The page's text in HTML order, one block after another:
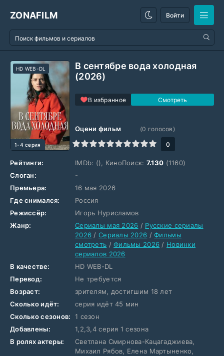
ZONAFILM Войти
В сентябре вода холодная
(2026)
В избранное
HD WEB-DL
1-4 серия
Оцени фильм
1
2 3 4 5 6 7 8 9 10
(0 голосов)
0
Рейтинги: IMDb: (), КиноПоиск: 7.130 (1160)
Слоган:
-
Премьера:
16 мая 2026
Где снимался:
Россия
Режиссёр:
Игорь Нурисламов
Жанр:
Сериалы мая 2026 / Русские сериалы
2026 / Сериалы 2026 /Фильмы
смотреть /Фильмы 2026 / Новинки
сериалов 2026
В качестве:
HD WEB-DL
Перевод:
Не требуется
Возраст:
зрителям, достигшим 18 лет
Сколько идёт:
серия идёт 45 мин
Сколько сезонов:
1 сезон
Добавлены:
1,2,3,4 серия 1 сезона
В ролях актеры:
Светлана Смирнова-Кацагаджиева,
Михаил Рябов, Елена Мартыненко,